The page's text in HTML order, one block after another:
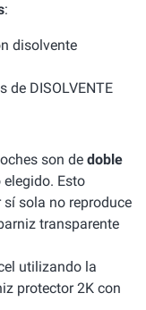
:
disolvente
de DISOLVENTE
son de doble
Esto
sola no reproduce
transparente
utilizando la
protector 2K con